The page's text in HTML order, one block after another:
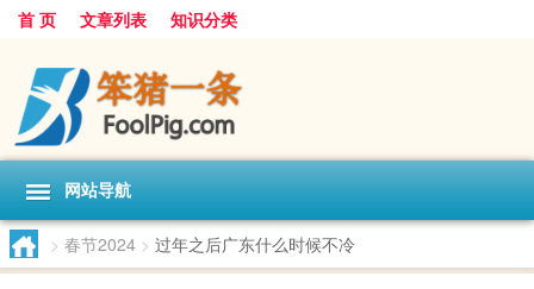
首 页 文章列表 知识分类
网站导航
> 春节2024 > 过年之后广东什么时候不冷